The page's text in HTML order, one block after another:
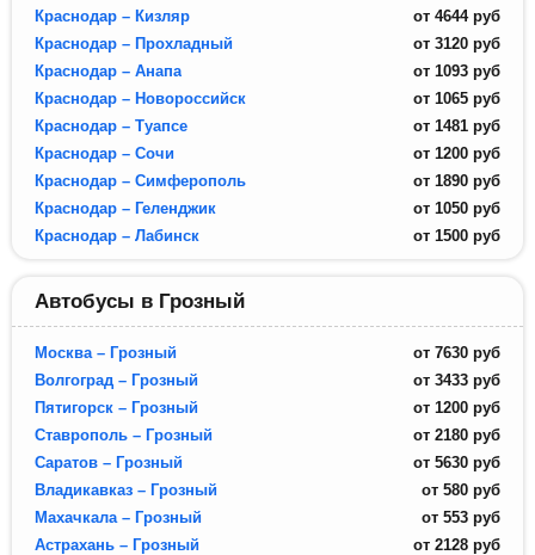
Краснодар – Кизляр
от 4644 руб
Краснодар – Прохладный
от 3120 руб
Краснодар – Анапа
от 1093 руб
Краснодар – Новороссийск
от 1065 руб
Краснодар – Туапсе
от 1481 руб
Краснодар – Сочи
от 1200 руб
Краснодар – Симферополь
от 1890 руб
Краснодар – Геленджик
от 1050 руб
Краснодар – Лабинск
от 1500 руб
Автобусы в Грозный
Москва – Грозный от 7630 руб
Волгоград – Грозный
от 3433 руб
Пятигорск – Грозный
от 1200 руб
Ставрополь – Грозный
от 2180 руб
Саратов – Грозный
от 5630 руб
Владикавказ – Грозный
от 580 руб
Махачкала – Грозный
от 553 руб
Астрахань – Грозный
от 2128 руб